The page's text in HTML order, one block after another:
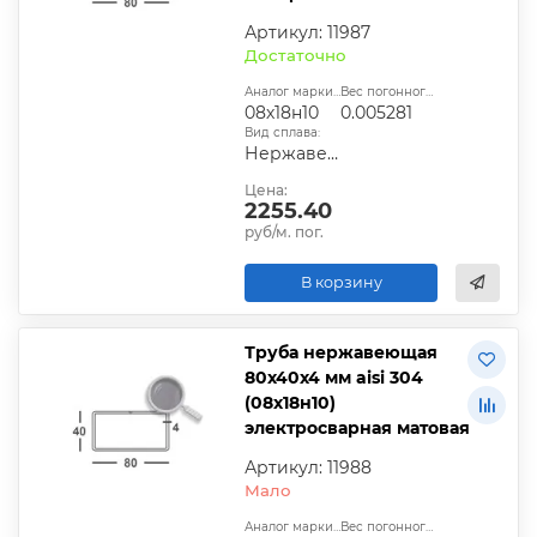
Артикул: 11987
Достаточно
Аналог марки стали:
08х18н10
Вес погонного метра, т.:
0.005281
Вид сплава:
Нержавеющая сталь
Цена:
2255.40
руб/м. пог.
В корзину
Труба нержавеющая
80х40х4 мм aisi 304
(08х18н10)
электросварная матовая
Артикул: 11988
Мало
Аналог марки стали: Вес погонного метра, т.: